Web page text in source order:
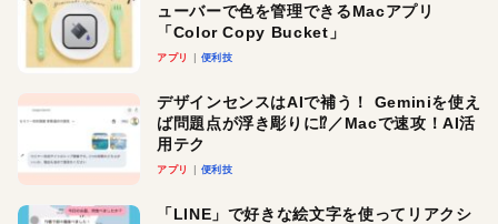
ューバーで色を管理できるMacアプリ
「Color Copy Bucket」
アプリ 便利技
デザインセンスはAIで補う！ Geminiを使え
ば問題点が浮き彫りに⁉︎／Macで速攻！AI活
用テク
アプリ 便利技
「LINE」で好きな絵文字を使ってリアクシ